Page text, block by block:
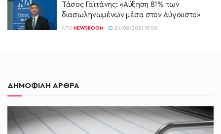
Τάσος Γαϊτάνης: «Αύξηση 81% των
διασωληνωμένων μέσα στον Αύγουστο»
ΑΠΌ NEWSROOM 24/08/2021 19:00
ΔΗΜΟΦΙΛΗ ΑΡΘΡΑ